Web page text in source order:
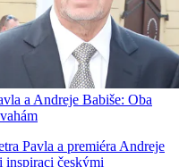
a Andreje Babiše: Oba
Pavla a premiéra Andreje
inspiraci českými